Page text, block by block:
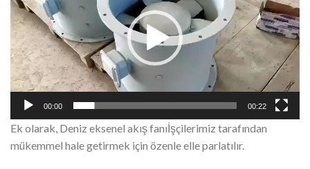
00:00 00:22
Ek olarak, Deniz eksenel akış fanıİşçilerimiz tarafından
mükemmel hale getirmek için özenle elle parlatılır.